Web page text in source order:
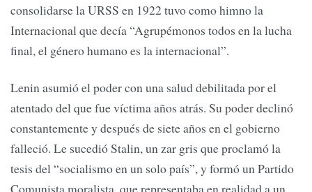
consolidarse la URSS en 1922 tuvo como himno la
Internacional que decía “Agrupémonos todos en la lucha
final, el género humano es la internacional”.
Lenin asumió el poder con una salud debilitada por el
atentado del que fue víctima años atrás. Su poder declinó
constantemente y después de siete años en el gobierno
falleció. Le sucedió Stalin, un zar gris que proclamó la
tesis del “socialismo en un solo país”, y formó un Partido